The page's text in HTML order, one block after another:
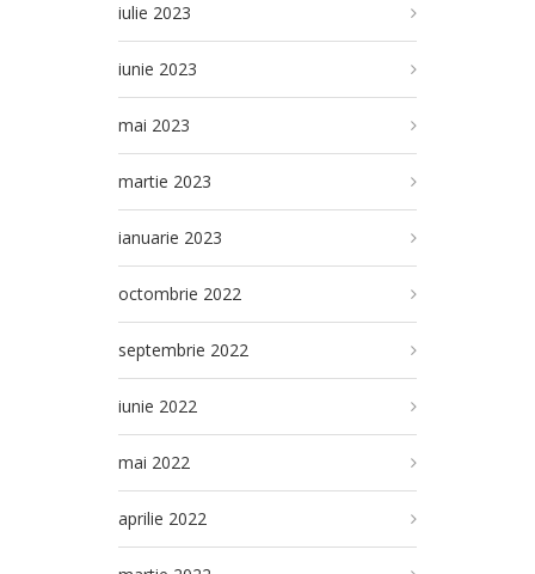
iulie 2023
iunie 2023
mai 2023
martie 2023
ianuarie 2023
octombrie 2022
septembrie 2022
iunie 2022
mai 2022
aprilie 2022